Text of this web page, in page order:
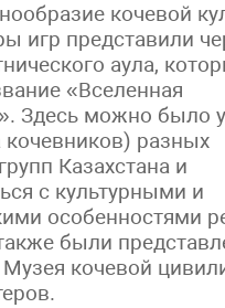
кочевой
игр представили
аула,
«Вселенная
Здесь можно было
разных
Казахстана и
с культурными и
особенностями
были
кочевой